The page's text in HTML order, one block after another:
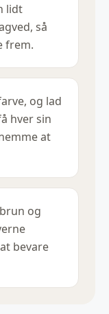
lidt
så
frem.
og lad
hver sin
at
og
bevare